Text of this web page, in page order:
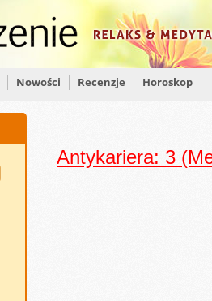
Nowości Recenzje Horoskop
Antykariera: 3